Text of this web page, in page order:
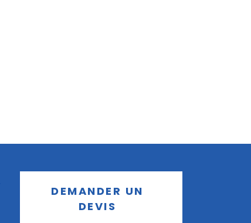
DEMANDER UN
DEVIS